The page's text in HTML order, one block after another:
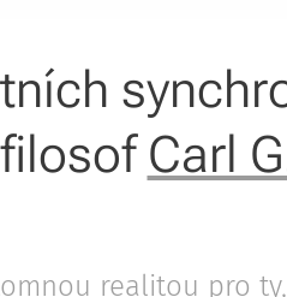
Carl
realitou pro